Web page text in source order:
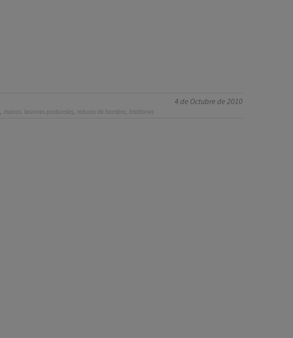
4 de Octubre de 2010
, manos. lesiones posturales, roturas de hombro, triatlones